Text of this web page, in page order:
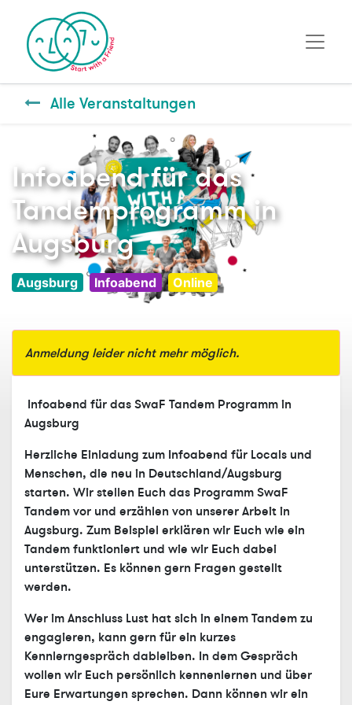
Alle Veranstaltungen
Infoabend für das
Tandemprogramm in
Augsburg
Augsburg Infoabend Online
Anmeldung leider nicht mehr möglich.
Infoabend für das SwaF Tandem Programm in
Augsburg
Herzliche Einladung zum Infoabend für Locals und
Menschen, die neu in Deutschland/Augsburg
starten. Wir stellen Euch das Programm SwaF
Tandem vor und erzählen von unserer Arbeit in
Augsburg. Zum Beispiel erklären wir Euch wie ein
Tandem funktioniert und wie wir Euch dabei
unterstützen. Es können gern Fragen gestellt
werden.
Wer im Anschluss Lust hat sich in einem Tandem zu
engagieren, kann gern für ein kurzes
Kennlerngespräch dableiben. In dem Gespräch
wollen wir Euch persönlich kennenlernen und über
Eure Erwartungen sprechen. Dann können wir ein